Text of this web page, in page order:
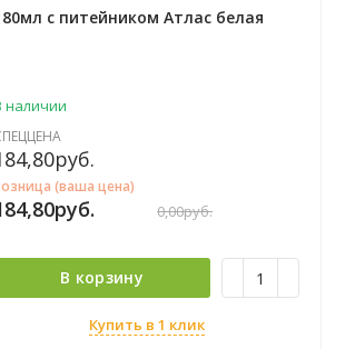
с питейником Атлас белая
наличии
руб.
(ваша цена)
руб. 0,00руб.
В корзину
Купить в 1 клик